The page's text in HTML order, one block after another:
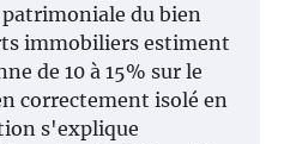
du bien
immobiliers estiment
de 10 à 15% sur le
correctement isolé en
s'explique